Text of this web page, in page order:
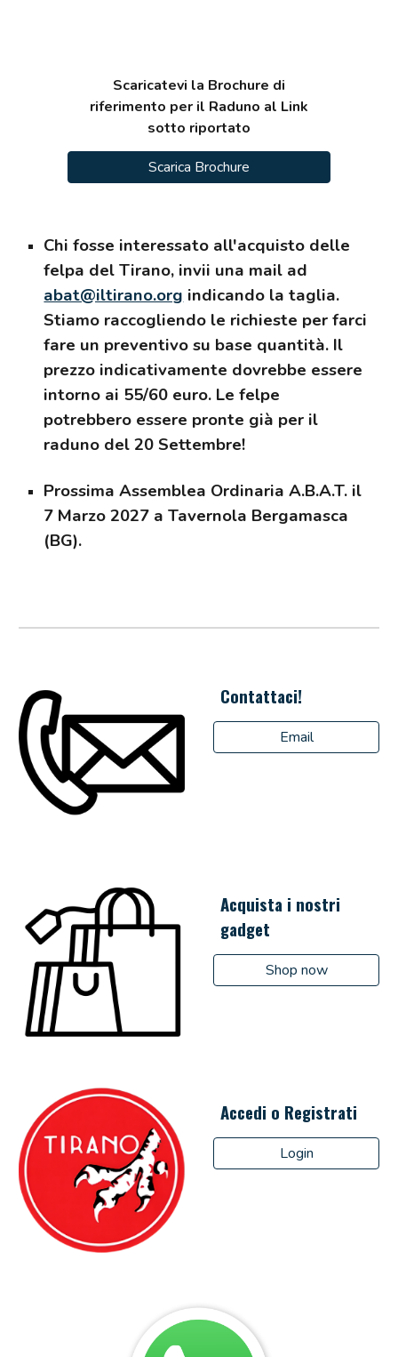
Scaricatevi la Brochure di
riferimento per il Raduno al Link
sotto riportato
Scarica Brochure
Chi fosse interessato all'acquisto delle
felpa del Tirano, invii una mail ad
abat@iltirano.org indicando la taglia.
Stiamo raccogliendo le richieste per farci
fare un preventivo su base quantità. Il
prezzo indicativamente dovrebbe essere
intorno ai 55/60 euro. Le felpe
potrebbero essere pronte già per il
raduno del 20 Settembre!
Prossima Assemblea Ordinaria A.B.A.T. il
7 Marzo 2027 a Tavernola Bergamasca
(BG).
Contattaci!
Email
Acquista i nostri
gadget
Shop now
Accedi o Registrati
Login